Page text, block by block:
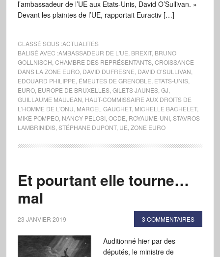
l’ambassadeur de l’UE aux Etats-Unis, David O’Sullivan. »
Devant les plaintes de l’UE, rapportait Euractiv […]
CLASSÉ SOUS :ACTUALITÉS
BALISÉ AVEC :AMBASSADEUR DE L'UE BREXIT, BRUNO
GOLLNISCH CHAMBRE DES REPRÉSENTANTS, CROISSANCE
DANS LA ZONE EURO, DAVID DUFRESNE DAVID O’SULLIVAN
EDOUARD PHILIPPE ÉMEUTES DE GRENOBLE ETATS-UNIS,
EURO, EUROPE DE BRUXELLES, GILETS JAUNES, GJ
GUILLAUME MAUJEAN HAUT-COMMISSAIRE AUX DROITS DE
L'HOMME DE L'ONU MARCEL GAUCHET, MICHELLE BACHELET,
MIKE POMPEO, NANCY PELOSI, OCDE ROYAUME-UNI, STAVROS
LAMBRINIDIS, STÉPHANE DUPONT, UE ZONE EURO
Et pourtant elle tourne…
mal
23 JANVIER 2019 3 COMMENTAIRES
Auditionné hier par des
députés, le ministre de